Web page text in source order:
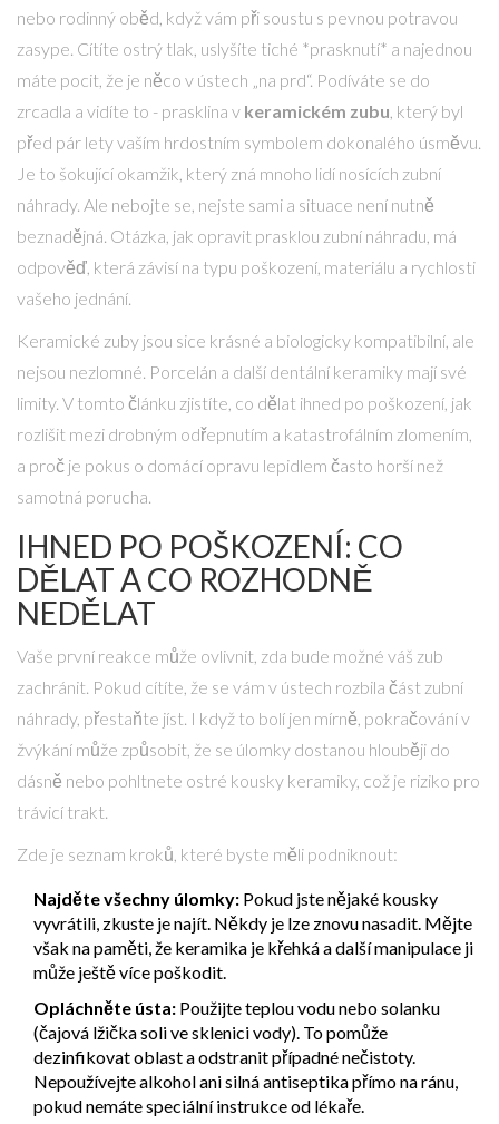
nebo rodinný oběd, když vám při soustu s pevnou potravou
zasype. Cítíte ostrý tlak, uslyšíte tiché *prasknutí* a najednou
máte pocit, že je něco v ústech „na prd“. Podíváte se do
zrcadla a vidíte to - prasklina v keramickém zubu , který byl
před pár lety vaším hrdostním symbolem dokonalého úsměvu.
Je to šokující okamžik, který zná mnoho lidí nosících zubní
náhrady. Ale nebojte se, nejste sami a situace není nutně
beznadějná. Otázka, jak opravit prasklou zubní náhradu, má
odpověď, která závisí na typu poškození, materiálu a rychlosti
vašeho jednání.
Keramické zuby jsou sice krásné a biologicky kompatibilní, ale
nejsou nezlomné. Porcelán a další dentální keramiky mají své
limity. V tomto článku zjistíte, co dělat ihned po poškození, jak
rozlišit mezi drobným odřepnutím a katastrofálním zlomením,
a proč je pokus o domácí opravu lepidlem často horší než
samotná porucha.
IHNED PO POŠKOZENÍ: CO
DĚLAT A CO ROZHODNĚ
NEDĚLAT
Vaše první reakce může ovlivnit, zda bude možné váš zub
zachránit. Pokud cítíte, že se vám v ústech rozbila část zubní
náhrady, přestaňte jíst. I když to bolí jen mírně, pokračování v
žvýkání může způsobit, že se úlomky dostanou hlouběji do
dásně nebo pohltnete ostré kousky keramiky, což je riziko pro
trávicí trakt.
Zde je seznam kroků, které byste měli podniknout:
Najděte všechny úlomky: Pokud jste nějaké kousky
vyvrátili, zkuste je najít. Někdy je lze znovu nasadit. Mějte
však na paměti, že keramika je křehká a další manipulace ji
může ještě více poškodit.
Opláchněte ústa: Použijte teplou vodu nebo solanku
(čajová lžička soli ve sklenici vody). To pomůže
dezinfikovat oblast a odstranit případné nečistoty.
Nepoužívejte alkohol ani silná antiseptika přímo na ránu,
pokud nemáte speciální instrukce od lékaře.